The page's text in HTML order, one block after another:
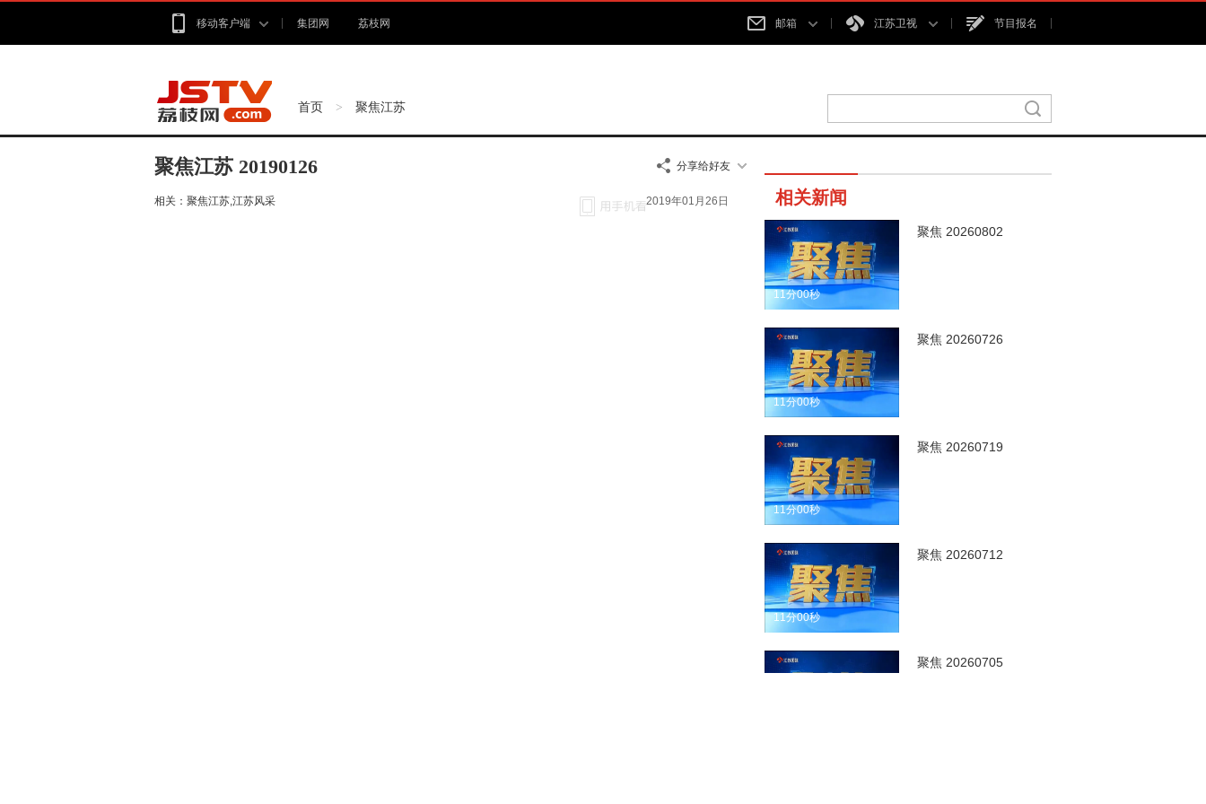
移动客户端 集团网 荔枝网 邮箱 江苏卫视 节目报名
首页 > 聚焦江苏
聚焦江苏 20190126 分享给好友
相关： 聚焦江苏,江苏风采 2019年01月26日 相关新闻
11分00秒
聚焦 20260802
11分00秒
聚焦 20260726
11分00秒
聚焦 20260719
11分00秒
聚焦 20260712
聚焦 20260705